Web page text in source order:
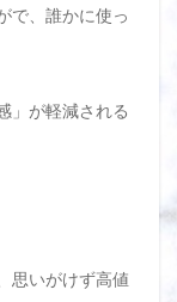
で、誰かに使っ
」が軽減される
思いがけず高値